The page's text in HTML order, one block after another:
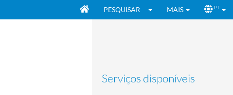
PESQUISAR MAIS PT
Serviços disponíveis